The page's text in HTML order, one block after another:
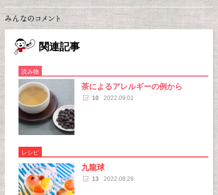
関連記事
読み物
茶によるアレルギーの例から
10 2022.09.01
レシピ
九龍球
13 2022.08.28